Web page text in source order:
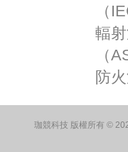
（
輻
（
防
珈競科技 版權所有 ©